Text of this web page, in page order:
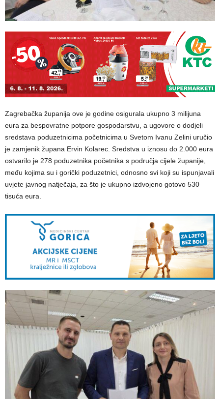
Zagrebačka županija ove je godine osigurala ukupno 3 milijuna
eura za bespovratne potpore gospodarstvu, a ugovore o dodjeli
sredstava poduzetnicima početnicima u Svetom Ivanu Zelini uručio
je zamjenik župana Ervin Kolarec. Sredstva u iznosu do 2.000 eura
ostvarilo je 278 poduzetnika početnika s područja cijele županije,
među kojima su i gorički poduzetnici, odnosno svi koji su ispunjavali
uvjete javnog natječaja, za što je ukupno izdvojeno gotovo 530
tisuća eura.